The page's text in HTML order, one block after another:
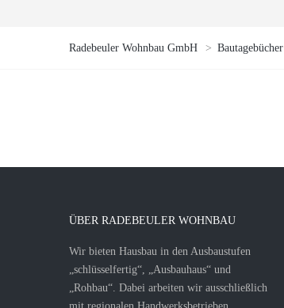
Radebeuler Wohnbau GmbH > Bautagebücher
ÜBER RADEBEULER WOHNBAU
Wir bieten Hausbau in den Ausbaustufen
„schlüsselfertig“, „Ausbauhaus“ und
„Rohbau“. Dabei arbeiten wir ausschließlich